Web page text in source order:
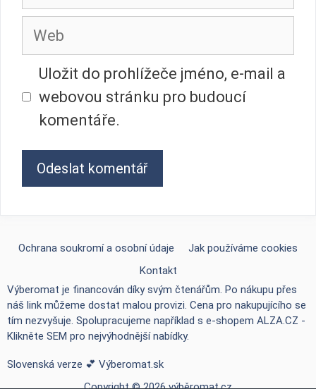
mail
Web
Uložit do prohlížeče jméno, e-mail a
webovou stránku pro budoucí
komentáře.
Ochrana soukromí a osobní údaje
Jak používáme cookies
Kontakt
Výberomat je financován díky svým čtenářům. Po nákupu přes
náš link můžeme dostat malou provizi. Cena pro nakupujícího se
tím nezvyšuje. Spolupracujeme například s e-shopem ALZA.CZ -
Klikněte SEM pro nejvýhodnější nabídky.
Slovenská verze 💕 Výberomat.sk